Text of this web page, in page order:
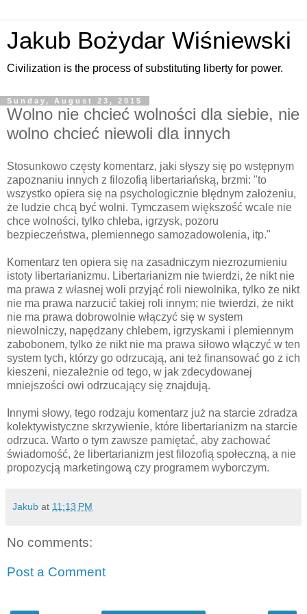
Jakub Bożydar Wiśniewski
Civilization is the process of substituting liberty for power.
Sunday, August 23, 2015
Wolno nie chcieć wolności dla siebie, nie
wolno chcieć niewoli dla innych
Stosunkowo częsty komentarz, jaki słyszy się po wstępnym
zapoznaniu innych z filozofią libertariańską, brzmi: "to
wszystko opiera się na psychologicznie błędnym założeniu,
że ludzie chcą być wolni. Tymczasem większość wcale nie
chce wolności, tylko chleba, igrzysk, pozoru
bezpieczeństwa, plemiennego samozadowolenia, itp."
Komentarz ten opiera się na zasadniczym niezrozumieniu
istoty libertarianizmu. Libertarianizm nie twierdzi, że nikt nie
ma prawa z własnej woli przyjąć roli niewolnika, tylko że nikt
nie ma prawa narzucić takiej roli innym; nie twierdzi, że nikt
nie ma prawa dobrowolnie włączyć się w system
niewolniczy, napędzany chlebem, igrzyskami i plemiennym
zabobonem, tylko że nikt nie ma prawa siłowo włączyć w ten
system tych, którzy go odrzucają, ani też finansować go z ich
kieszeni, niezależnie od tego, w jak zdecydowanej
mniejszości owi odrzucający się znajdują.
Innymi słowy, tego rodzaju komentarz już na starcie zdradza
kolektywistyczne skrzywienie, które libertarianizm na starcie
odrzuca. Warto o tym zawsze pamiętać, aby zachować
świadomość, że libertarianizm jest filozofią społeczną, a nie
propozycją marketingową czy programem wyborczym.
Jakub at 11:13 PM
No comments:
Post a Comment